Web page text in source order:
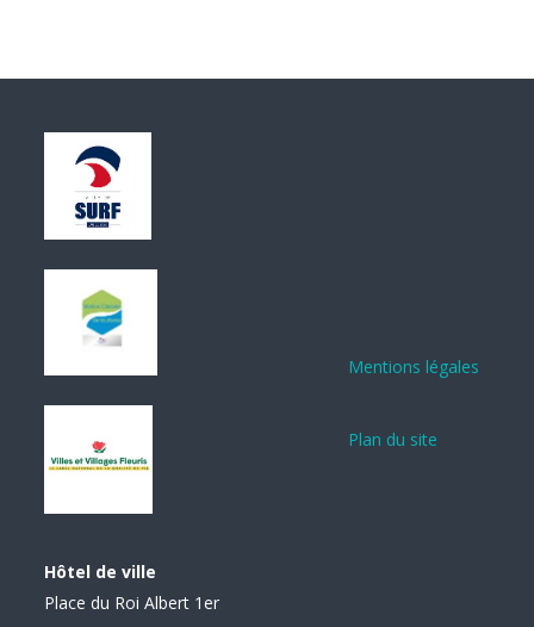
Hôtel de ville
Place du Roi Albert 1er
Mentions légales
Plan du site